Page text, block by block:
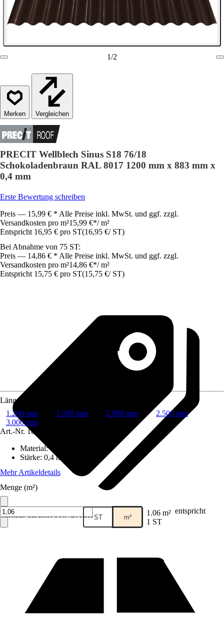
1/2
Vergleichen
PRECIT Wellblech Sinus S18 76/18
Schokoladenbraun RAL 8017 1200 mm x 883 mm x
0,4 mm
Erste Bewertung schreiben
Preis — 15,99 € * Alle Preise inkl. MwSt. und ggf. zzgl.
Versandkosten pro m²15,99 €*/ m²
Entspricht 16,95 € pro ST(16,95 €/ ST)
Bei Abnahme von 75 ST:
Preis — 14,86 € * Alle Preise inkl. MwSt. und ggf. zzgl.
Versandkosten pro m²14,86 €*/ m²
Entspricht 15,75 € pro ST(15,75 €/ ST)
Verkauf durch:HORNBACH
Länge
1.200 mm
1.500 mm 2.000 mm
2.500 mm
3.000 mm
Art.-Nr. 10209473
Material:Metall
Stärke: 0,4 mm
Mehr Artikeldetails
Menge (m²)
ST m² 1.06 m² entspricht
1 ST